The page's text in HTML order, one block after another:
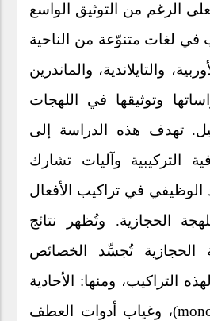
الرغم من التوثيق الواسع
في لغات متنوّعة من الناحية
والتايلاندية، والماندرين
وتوثيقها في اللهجات
تهدف هذه الدراسة إلى
التركيبية وآليات تشارك
الوظيفي في تراكيب الأفعال
الحجازية. وتُظهر نتائج
الحجازية تُجسِّد الخصائص
التراكيب، ومنها: الأحادية
)، وغياب أدوات العطف